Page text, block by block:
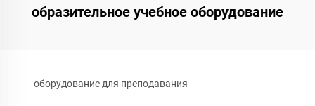
образительное учебное оборудование
оборудование для преподавания